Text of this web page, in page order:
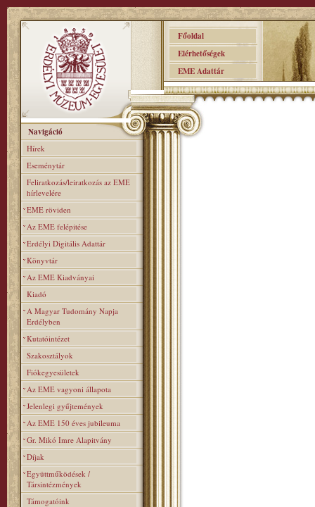
Főoldal
Elérhetőségek
EME Adattár
Navigáció
Hírek
Eseménytár
Feliratkozás/leiratkozás az EME
hírlevelére
EME röviden
Az EME felépitése
Erdélyi Digitális Adattár
Könyvtár
Az EME Kiadványai
Kiadó
A Magyar Tudomány Napja
Erdélyben
Kutatóintézet
Szakosztályok
Fiókegyesületek
Az EME vagyoni állapota
Jelenlegi gyűjtemények
Az EME 150 éves jubileuma
Gr. Mikó Imre Alapitvány
Díjak
Együttműködések /
Társintézmények
Támogatóink